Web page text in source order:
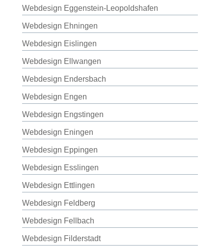
Webdesign Eggenstein-Leopoldshafen
Webdesign Ehningen
Webdesign Eislingen
Webdesign Ellwangen
Webdesign Endersbach
Webdesign Engen
Webdesign Engstingen
Webdesign Eningen
Webdesign Eppingen
Webdesign Esslingen
Webdesign Ettlingen
Webdesign Feldberg
Webdesign Fellbach
Webdesign Filderstadt